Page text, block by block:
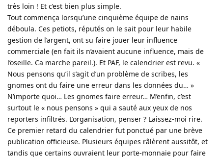
très loin ! Et c’est bien plus simple.
Tout commença lorsqu’une cinquième équipe de nains
déboula. Ces petiots, réputés on le sait pour leur habile
gestion de l’argent, ont su faire jouer leur influence
commerciale (en fait ils n’avaient aucune influence, mais de
l’oseille. Ca marche pareil.). Et PAF, le calendrier est revu. «
Nous pensons qu’il s’agit d’un problème de scribes, les
gnomes ont du faire une erreur dans les données du… »
N’importe quoi… Les gnomes faire erreur… M’enfin, c’est
surtout le « nous pensons » qui a sauté aux yeux de nos
reporters infiltrés. L’organisation, penser ? Laissez-moi rire.
Ce premier retard du calendrier fut ponctué par une brève
publication officieuse. Plusieurs équipes râlèrent aussitôt, et
tandis que certains ouvraient leur porte-monnaie pour faire